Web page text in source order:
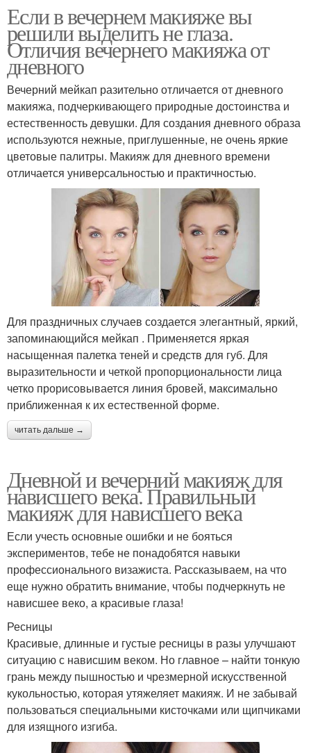
Если в вечернем макияже вы
решили выделить не глаза.
Отличия вечернего макияжа от
дневного
Вечерний мейкап разительно отличается от дневного
макияжа, подчеркивающего природные достоинства и
естественность девушки. Для создания дневного образа
используются нежные, приглушенные, не очень яркие
цветовые палитры. Макияж для дневного времени
отличается универсальностью и практичностью.
Для праздничных случаев создается элегантный, яркий,
запоминающийся мейкап . Применяется яркая
насыщенная палетка теней и средств для губ. Для
выразительности и четкой пропорциональности лица
четко прорисовывается линия бровей, максимально
приближенная к их естественной форме.
читать дальше →
Дневной и вечерний макияж для
нависшего века. Правильный
макияж для нависшего века
Если учесть основные ошибки и не бояться
экспериментов, тебе не понадобятся навыки
профессионального визажиста. Рассказываем, на что
еще нужно обратить внимание, чтобы подчеркнуть не
нависшее веко, а красивые глаза!
Ресницы
Красивые, длинные и густые ресницы в разы улучшают
ситуацию с нависшим веком. Но главное – найти тонкую
грань между пышностью и чрезмерной искусственной
кукольностью, которая утяжеляет макияж. И не забывай
пользоваться специальными кисточками или щипчиками
для изящного изгиба.